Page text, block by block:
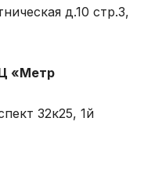
д.10 стр.3,
«Метр
32к25, 1й